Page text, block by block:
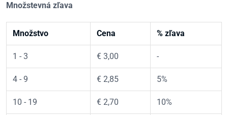
Množstevná zľava
Množstvo Cena % zľava
1 - 3 € 3,00 -
4 - 9 € 2,85 5%
10 - 19 € 2,70 10%